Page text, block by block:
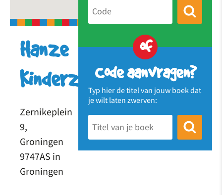
of
Code aanvragen?
Typ hier de titel van jouw boek dat
je wilt laten zwerven:
Hanze
Kinderzwerfboekstation
Zernikeplein
9,
Groningen
9747AS in
Groningen